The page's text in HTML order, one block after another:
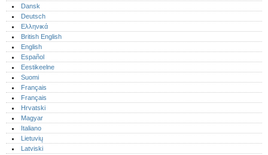
Dansk
Deutsch
Ελληνικά
British English
English
Español
Eestikeelne
Suomi
Français
Français
Hrvatski
Magyar
Italiano
Lietuvių
Latviski